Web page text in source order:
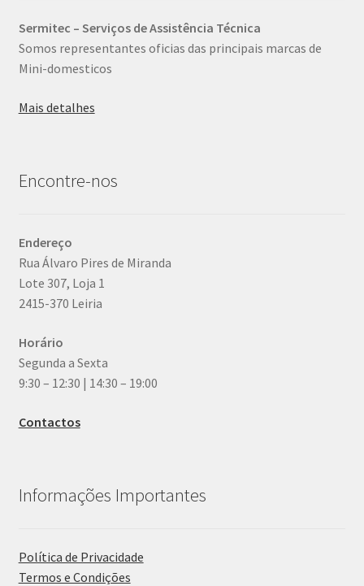
Sermitec – Serviços de Assistência Técnica
Somos representantes oficias das principais marcas de
Mini-domesticos
Mais detalhes
Encontre-nos
Endereço
Rua Álvaro Pires de Miranda
Lote 307, Loja 1
2415-370 Leiria
Horário
Segunda a Sexta
9:30 – 12:30 | 14:30 – 19:00
Contactos
Informações Importantes
Política de Privacidade
Termos e Condições